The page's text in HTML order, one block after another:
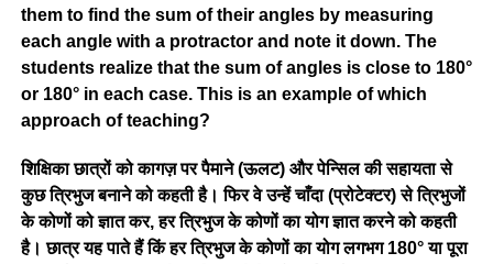
them to find the sum of their angles by measuring
each angle with a protractor and note it down. The
students realize that the sum of angles is close to 180°
or 180° in each case. This is an example of which
approach of teaching?
शिक्षिका छात्रों को कागज़ पर पैमाने (ऊलट) और पेन्सिल की सहायता से
कुछ त्रिभुज बनाने को कहती है। फिर वे उन्हें चाँदा (प्रोटेक्टर) से त्रिभुजों
के कोणों को ज्ञात कर, हर त्रिभुज के कोणों का योग ज्ञात करने को कहती
है। छात्र यह पाते हैं किं हर त्रिभुज के कोणों का योग लगभग 180° या पूरा